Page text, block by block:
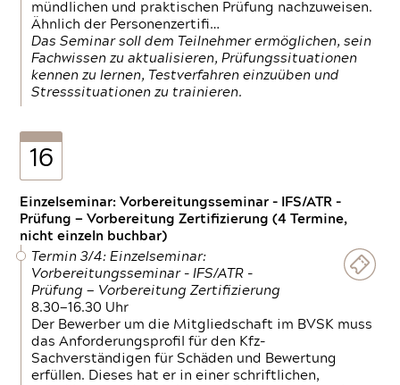
mündlichen und praktischen Prüfung nachzuweisen.
Ähnlich der Personenzertifi…
Das Seminar soll dem Teilnehmer ermöglichen, sein
Fachwissen zu aktualisieren, Prüfungssituationen
kennen zu lernen, Testverfahren einzuüben und
Stresssituationen zu trainieren.
16
Einzelseminar: Vorbereitungsseminar - IFS/ATR -
Prüfung — Vorbereitung Zertifizierung (4 Termine,
nicht einzeln buchbar)
Termin 3/4: Einzelseminar:
Vorbereitungsseminar - IFS/ATR -
Prüfung — Vorbereitung Zertifizierung
8.30—16.30 Uhr
Der Bewerber um die Mitgliedschaft im BVSK muss
das Anforderungsprofil für den Kfz-
Sachverständigen für Schäden und Bewertung
erfüllen. Dieses hat er in einer schriftlichen,